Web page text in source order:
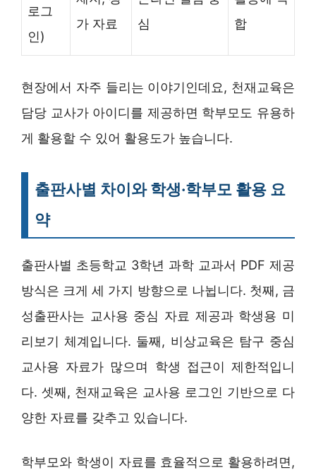
로그
인)
가 자료
심
합
현장에서 자주 들리는 이야기인데요, 천재교육은
담당 교사가 아이디를 제공하면 학부모도 유용하
게 활용할 수 있어 활용도가 높습니다.
출판사별 차이와 학생·학부모 활용 요
약
출판사별 초등학교 3학년 과학 교과서 PDF 제공
방식은 크게 세 가지 방향으로 나뉩니다. 첫째, 금
성출판사는 교사용 중심 자료 제공과 학생용 미
리보기 체계입니다. 둘째, 비상교육은 탐구 중심
교사용 자료가 많으며 학생 접근이 제한적입니
다. 셋째, 천재교육은 교사용 로그인 기반으로 다
양한 자료를 갖추고 있습니다.
학부모와 학생이 자료를 효율적으로 활용하려면,